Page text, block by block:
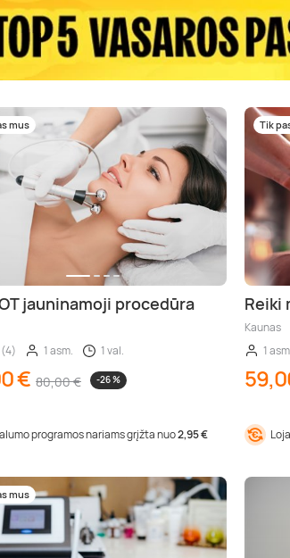
mus
jauninamoji procedūra
1 asm. 1 val.
€ 80,00 € -26 %
programos nariams grįžta nuo2,95 €
Tik
Reiki
Kaunas
1
mus